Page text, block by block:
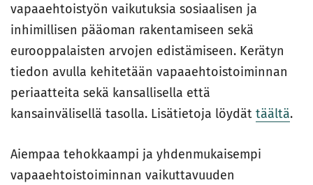
vapaaehtoistyön vaikutuksia sosiaalisen ja
inhimillisen pääoman rakentamiseen sekä
eurooppalaisten arvojen edistämiseen. Kerätyn
tiedon avulla kehitetään vapaaehtoistoiminnan
periaatteita sekä kansallisella että
kansainvälisellä tasolla. Lisätietoja löydät täältä.
Aiempaa tehokkaampi ja yhdenmukaisempi
vapaaehtoistoiminnan vaikuttavuuden